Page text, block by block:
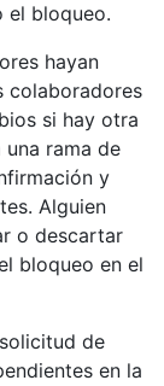
el bloqueo.
hayan
colaboradores
si hay otra
rama de
y
Alguien
o descartar
bloqueo en el
de
en la